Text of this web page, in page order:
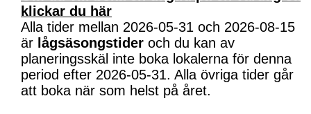
klickar du här
Alla tider mellan 2026-05-31 och 2026-08-15
är lågsäsongstider och du kan av
planeringsskäl inte boka lokalerna för denna
period efter 2026-05-31. Alla övriga tider går
att boka när som helst på året.